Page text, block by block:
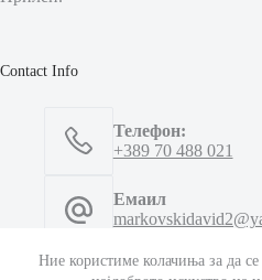
Ние користиме колачиња за да
Contact Info
Телефон:
+389 70 488 021
Емаил
Емаил